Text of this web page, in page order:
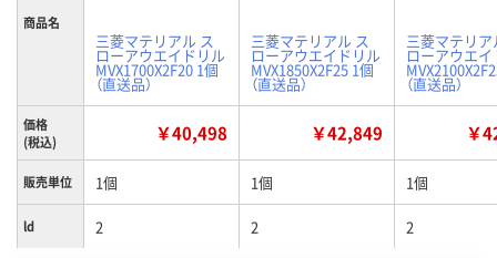
商品名
三菱マテリアル ス
ローアウエイドリル
MVX1700X2F20 1個
（直送品）
三菱マテリアル ス
ローアウエイドリル
MVX1850X2F25 1個
（直送品）
三菱マテリア
ローアウエ
（直送品）
価格
(税込)
￥40,498 ￥42,849 ￥
販売単位 1個 1個 1個
ld 2 2 2